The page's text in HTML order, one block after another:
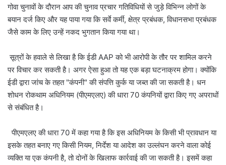
गोवा चुनावों के दौरान आप की चुनाव प्रचार गतिविधियों से जुड़े विभिन्न लोगों के
बयान दर्ज किए और यह पाया गया कि सर्वे कर्मी, क्षेत्र प्रबंधक, विधानसभा प्रबंधक
जैसे काम के लिए उन्हें नकद भुगतान किया गया था।
सूत्रों के हवाले से लिखा है कि ईडी AAP को भी आरोपी के तौर पर शामिल करने
पर विचार कर सकती है। अगर ऐसा हुआ तो यह एक बड़ा घटनाक्रम होगा। क्योंकि
ईडी द्वारा जांच के तहत "कंपनी" की संपत्ति कुर्क या जब्त की जा सकती है। धन
शोधन रोकथाम अधिनियम (पीएमएलए) की धारा 70 कंपनियों द्वारा किए गए अपराधों
से संबंधित है।
पीएमएलए की धारा 70 में कहा गया है कि इस अधिनियम के किसी भी प्रावधान या
इसके तहत बनाए गए किसी नियम, निर्देश या आदेश का उल्लंघन करने वाला कोई
व्यक्ति या एक कंपनी है, तो दोनों के खिलाफ कार्रवाई की जा सकती है। इसमें कहा